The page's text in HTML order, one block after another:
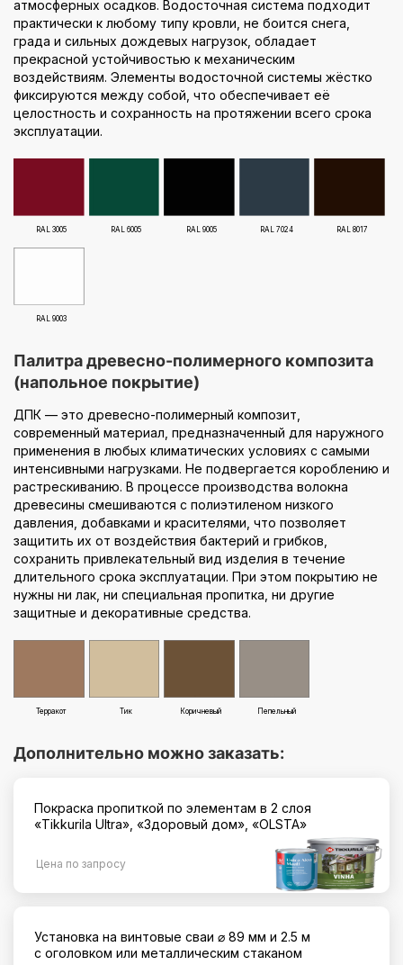
атмосферных осадков. Водосточная система подходит
практически к любому типу кровли, не боится снега,
града и сильных дождевых нагрузок, обладает
прекрасной устойчивостью к механическим
воздействиям. Элементы водосточной системы жёстко
фиксируются между собой, что обеспечивает её
целостность и сохранность на протяжении всего срока
эксплуатации.
RAL 3005 RAL 6005 RAL 9005 RAL 7024 RAL 8017
RAL 9003
Палитра древесно-полимерного композита
(напольное покрытие)
ДПК — это древесно-полимерный композит,
современный материал, предназначенный для наружного
применения в любых климатических условиях с самыми
интенсивными нагрузками. Не подвергается короблению и
растрескиванию. В процессе производства волокна
древесины смешиваются с полиэтиленом низкого
давления, добавками и красителями, что позволяет
защитить их от воздействия бактерий и грибков,
сохранить привлекательный вид изделия в течение
длительного срока эксплуатации. При этом покрытию не
нужны ни лак, ни специальная пропитка, ни другие
защитные и декоративные средства.
Терракот Тик Коричневый Пепельный
Дополнительно можно заказать:
Покраска пропиткой по элементам в 2 слоя
«Tikkurila Ultra», «Здоровый дом», «OLSTA»
Цена по запросу
Установка на винтовые сваи ⌀ 89 мм и 2.5 м
с оголовком или металлическим стаканом